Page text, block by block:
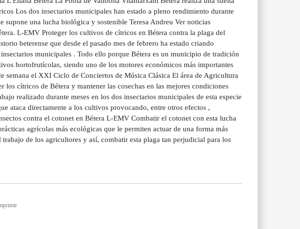
Los dos insectarios municipales han estado a pleno rendimiento durante
supone una lucha biológica y sostenible Teresa Andreu Ver noticias
L-EMV Proteger los cultivos de cítricos en Bétera contra la plaga del
beterense que desde el pasado mes de febrero ha estado criando
municipales . Todo ello porque Bétera es un municipio de tradición
hortofrutícolas, siendo uno de los motores económicos más importantes
semana el XXI Ciclo de Conciertos de Música Clásica El área de Agricultura
los cítricos de Bétera y mantener las cosechas en las mejores condiciones
realizado durante meses en los dos insectarios municipales de esta especie
ataca directamente a los cultivos provocando, entre otros efectos ,
contra el cotonet en Bétera L-EMV Combatir el cotonet con esta lucha
agrícolas más ecológicas que le permiten actuar de una forma más
de los agricultores y así, combatir esta plaga tan perjudicial para los